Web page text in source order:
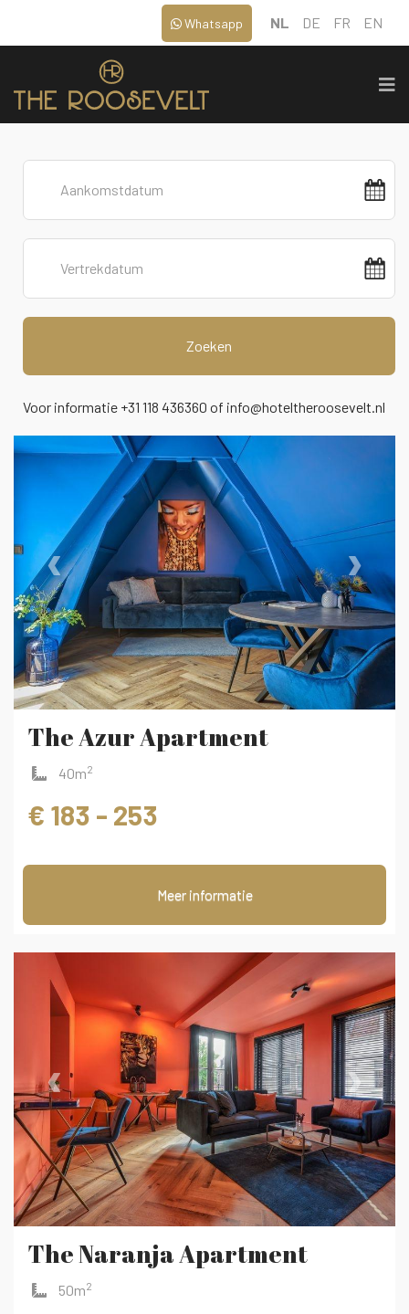
NL DE FR EN
Whatsapp
Zoeken
Voor informatie +31 118 436360 of info@hoteltheroosevelt.nl
‹ ›
The Azur Apartment
40m2
€ 183 - 253
Meer informatie
‹ ›
The Naranja Apartment
50m2